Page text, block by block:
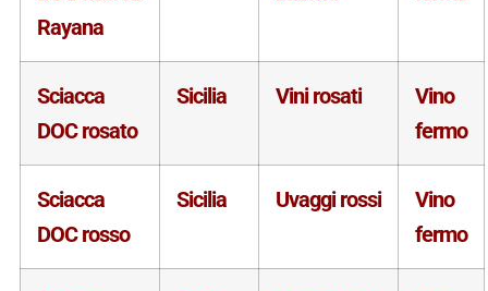
Rayana
Sciacca
DOC rosato
Sicilia Vini rosati
Vino
fermo
Sciacca
DOC rosso
Sicilia Uvaggi rossi
Vino
fermo